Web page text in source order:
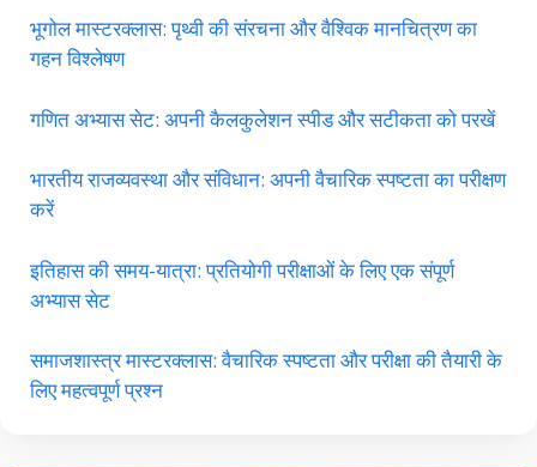
भूगोल मास्टरक्लास: पृथ्वी की संरचना और वैश्विक मानचित्रण का
गहन विश्लेषण
गणित अभ्यास सेट: अपनी कैलकुलेशन स्पीड और सटीकता को परखें
भारतीय राजव्यवस्था और संविधान: अपनी वैचारिक स्पष्टता का परीक्षण
करें
इतिहास की समय-यात्रा: प्रतियोगी परीक्षाओं के लिए एक संपूर्ण
अभ्यास सेट
समाजशास्त्र मास्टरक्लास: वैचारिक स्पष्टता और परीक्षा की तैयारी के
लिए महत्वपूर्ण प्रश्न